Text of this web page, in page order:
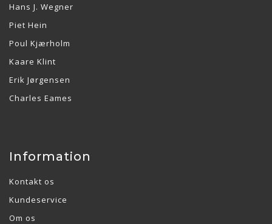
Hans J. Wegner
Piet Hein
Poul Kjærholm
Kaare Klint
Erik Jørgensen
Charles Eames
Information
Kontakt os
Kundeservice
Om os